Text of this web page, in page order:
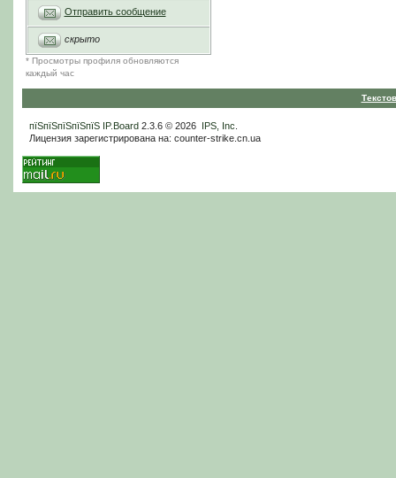
Отправить сообщение
скрыто
* Просмотры профиля обновляются
каждый час
пїЅпїЅпїЅпїЅпїЅ IP.Board2.3.6 © 2026 IPS, Inc
Лицензия зарегистрирована на: counter-strike.cn.ua